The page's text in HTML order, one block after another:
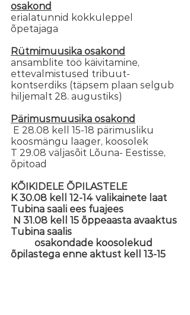
osakond
erialatunnid kokkuleppel
õpetajaga
Rütmimuusika osakond
ansamblite töö käivitamine,
ettevalmistused tribuut-
kontserdiks (täpsem plaan selgub
hiljemalt 28. augustiks)
Pärimusmuusika osakond
E 28.08 kell 15-18 pärimusliku
koosmängu laager, koosolek
T 29.08 väljasõit Lõuna- Eestisse,
õpitoad
KÕIKIDELE ÕPILASTELE
K 30.08 kell 12-14 valikainete laat
Tubina saali ees fuajees
Tubina saalis
õpilastega enne aktust kell 13-15